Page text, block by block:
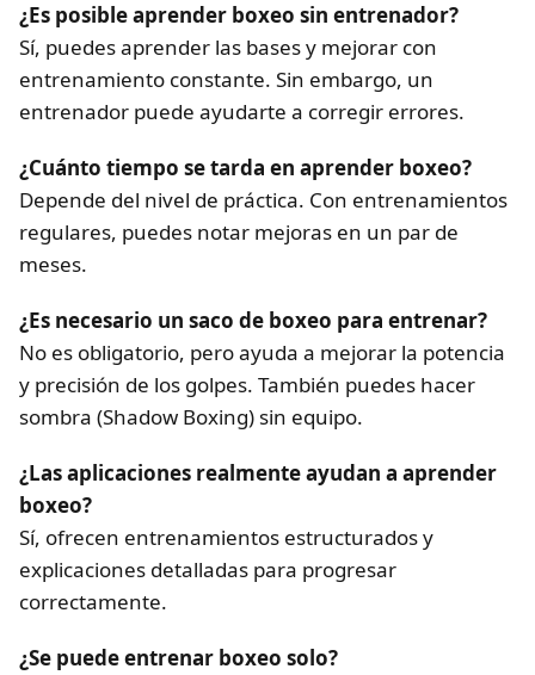
¿Es posible aprender boxeo sin entrenador?
Sí, puedes aprender las bases y mejorar con
entrenamiento constante. Sin embargo, un
entrenador puede ayudarte a corregir errores.
¿Cuánto tiempo se tarda en aprender boxeo?
Depende del nivel de práctica. Con entrenamientos
regulares, puedes notar mejoras en un par de
meses.
¿Es necesario un saco de boxeo para entrenar?
No es obligatorio, pero ayuda a mejorar la potencia
y precisión de los golpes. También puedes hacer
sombra (Shadow Boxing) sin equipo.
¿Las aplicaciones realmente ayudan a aprender
boxeo?
Sí, ofrecen entrenamientos estructurados y
explicaciones detalladas para progresar
correctamente.
¿Se puede entrenar boxeo solo?